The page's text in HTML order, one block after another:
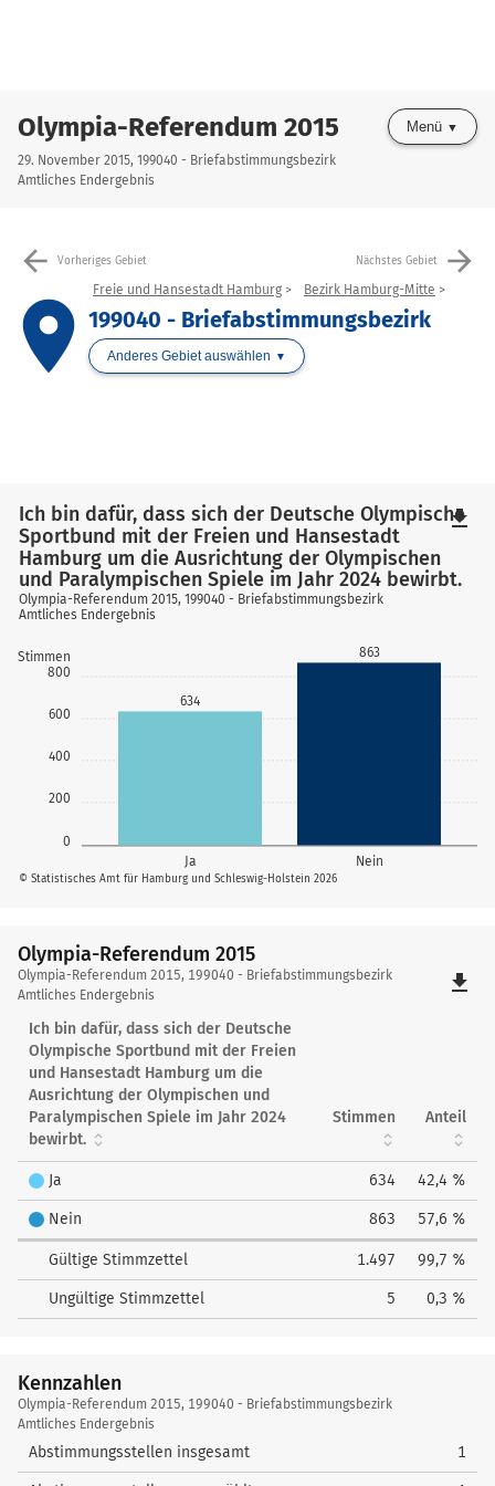
Olympia-Referendum 2015
29. November 2015, 199040 - Briefabstimmungsbezirk
Amtliches Endergebnis
Menü
arrow_back Vorheriges Gebiet Nächstes Gebiet arrow_forward
place
Freie und Hansestadt Hamburg Bezirk Hamburg-Mitte
199040 - Briefabstimmungsbezirk
Anderes Gebiet auswählen
0
200
400
600
800
Stimmen
Ja Nein
634
863
© Statistisches Amt für Hamburg und Schleswig-Holstein 2026
Ich bin dafür, dass sich der Deutsche Olympische
Sportbund mit der Freien und Hansestadt
Hamburg um die Ausrichtung der Olympischen
und Paralympischen Spiele im Jahr 2024 bewirbt.
Olympia-Referendum 2015, 199040 - Briefabstimmungsbezirk
Amtliches Endergebnis
file_download
Olympia-Referendum 2015
Olympia-
Referendum
2015
Olympia-Referendum 2015, 199040 - Briefabstimmungsbezirk
Amtliches Endergebnis
file_download
Ich bin dafür, dass sich der Deutsche
Olympische Sportbund mit der Freien
und Hansestadt Hamburg um die
Ausrichtung der Olympischen und
Paralympischen Spiele im Jahr 2024
bewirbt.
Stimmen Anteil
Ja 634 42,4 %
Nein 863 57,6 %
Gültige Stimmzettel 1.497 99,7 %
Ungültige Stimmzettel 5 0,3 %
Kennzahlen
Kennzahlen
Olympia-Referendum 2015, 199040 - Briefabstimmungsbezirk
Amtliches Endergebnis
Abstimmungsstellen insgesamt 1